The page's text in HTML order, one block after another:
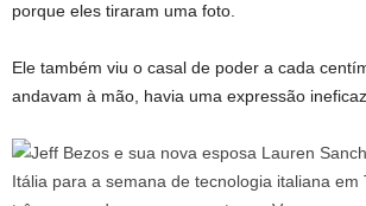
porque eles tiraram uma foto.
Ele também viu o casal de poder a cada
andavam à mão, havia uma expressão